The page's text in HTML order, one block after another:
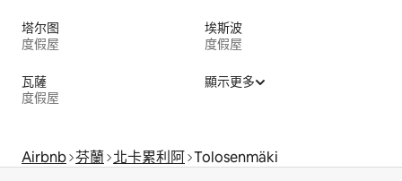
塔尔图
度假屋
埃斯波
度假屋
瓦薩
度假屋
顯示更多
Airbnb 芬蘭 北卡累利阿 Tolosenmäki